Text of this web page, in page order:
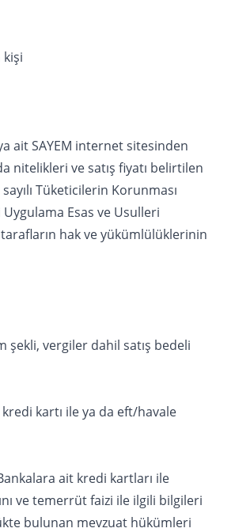
kişi
ait SAYEM internet sitesinden
nitelikleri ve satış fiyatı belirtilen
Tüketicilerin Korunması
Esas ve Usulleri
hak ve yükümlülüklerinin
şekli, vergiler dahil satış bedeli
kartı ile ya da eft/havale
ait kredi kartları ile
ve temerrüt faizi ile ilgili bilgileri
bulunan mevzuat hükümleri